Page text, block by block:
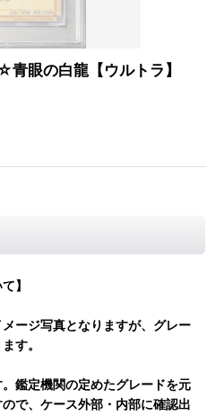
眼の白龍【ウルトラ】
】
ージ写真となりますが、グレー
す。
鑑定機関の定めたグレードを元
で、ケース外部・内部に確認出